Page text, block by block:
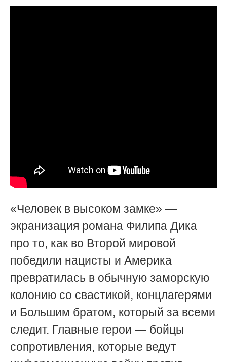
«Человек в высоком замке» —
экранизация романа Филипа Дика
про то, как во Второй мировой
победили нацисты и Америка
превратилась в обычную заморскую
колонию со свастикой, концлагерями
и Большим братом, который за всеми
следит. Главные герои — бойцы
сопротивления, которые ведут